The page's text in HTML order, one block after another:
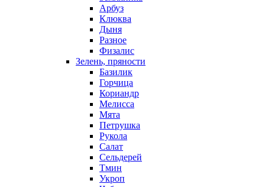
Арбуз
Клюква
Дыня
Разное
Физалис
Зелень, пряности
Базилик
Горчица
Кориандр
Мелисса
Мята
Петрушка
Рукола
Салат
Сельдерей
Тмин
Укроп